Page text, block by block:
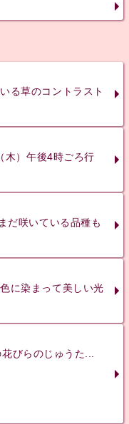
る草のコントラスト
木）午後4時ごろ行
だ咲いている品種も
に染まって美しい光
びらのじゅうた...